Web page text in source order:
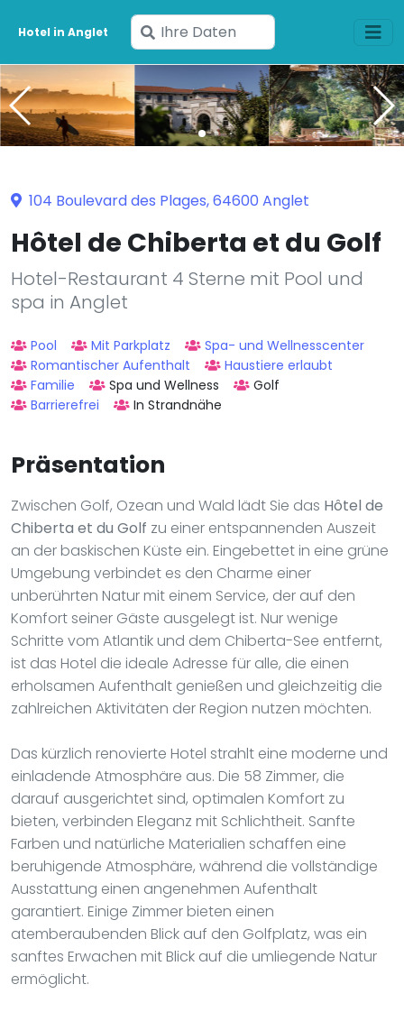
Hotel in Anglet
Geben
Sie
Daten
ein
104 Boulevard des Plages, 64600 Anglet
Hôtel de Chiberta et du Golf
Hotel-Restaurant 4 Sterne mit Pool und
spa in Anglet
Pool Mit Parkplatz
Spa- und Wellnesscenter
Romantischer Aufenthalt
Haustiere erlaubt
Familie
Spa und Wellness
Golf
Barrierefrei
In Strandnähe
Präsentation
Zwischen Golf, Ozean und Wald lädt Sie das Hôtel de
Chiberta et du Golf zu einer entspannenden Auszeit
an der baskischen Küste ein. Eingebettet in eine grüne
Umgebung verbindet es den Charme einer
unberührten Natur mit einem Service, der auf den
Komfort seiner Gäste ausgelegt ist. Nur wenige
Schritte vom Atlantik und dem Chiberta-See entfernt,
ist das Hotel die ideale Adresse für alle, die einen
erholsamen Aufenthalt genießen und gleichzeitig die
zahlreichen Aktivitäten der Region nutzen möchten.
Das kürzlich renovierte Hotel strahlt eine moderne und
einladende Atmosphäre aus. Die 58 Zimmer, die
darauf ausgerichtet sind, optimalen Komfort zu
bieten, verbinden Eleganz mit Schlichtheit. Sanfte
Farben und natürliche Materialien schaffen eine
beruhigende Atmosphäre, während die vollständige
Ausstattung einen angenehmen Aufenthalt
garantiert. Einige Zimmer bieten einen
atemberaubenden Blick auf den Golfplatz, was ein
sanftes Erwachen mit Blick auf die umliegende Natur
ermöglicht.